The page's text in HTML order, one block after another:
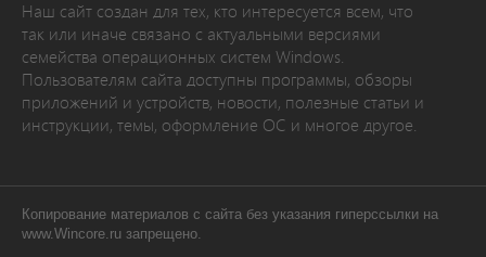
Наш сайт создан для тех, кто интересуется всем, что
так или иначе связано с актуальными версиями
семейства операционных систем Windows.
Пользователям сайта доступны программы, обзоры
приложений и устройств, новости, полезные статьи и
инструкции, темы, оформление ОС и многое другое.
Копирование материалов с сайта без указания гиперссылки на
www.Wincore.ru запрещено.